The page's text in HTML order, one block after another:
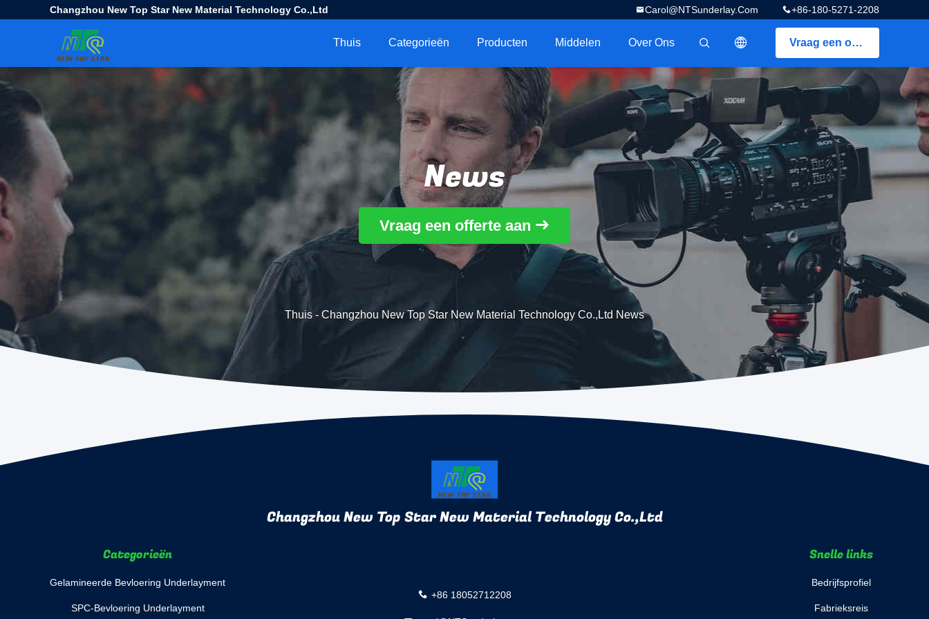
Changzhou New Top Star New Material Technology Co.,Ltd +86-180-5271-2208
Carol@NTSunderlay.com
Vraag een offerte aan
描述
Thuis Categorieën Producten Middelen Over Ons
News
Vraag een offerte aan
Thuis - Changzhou New Top Star New Material Technology Co.,Ltd News
Changzhou New Top Star New Material Technology Co.,Ltd
Categorieën
Gelamineerde Bevloering Underlayment
SPC-Bevloering Underlayment
+86 18052712208
Snelle links
Bedrijfsprofiel
Fabrieksreis